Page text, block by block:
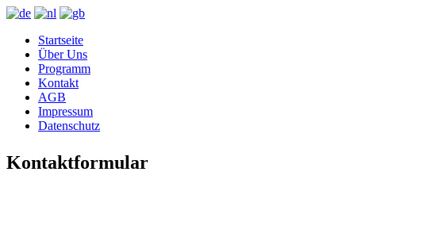
Startseite
Über Uns
Programm
Kontakt
AGB
Impressum
Datenschutz
Kontaktformular